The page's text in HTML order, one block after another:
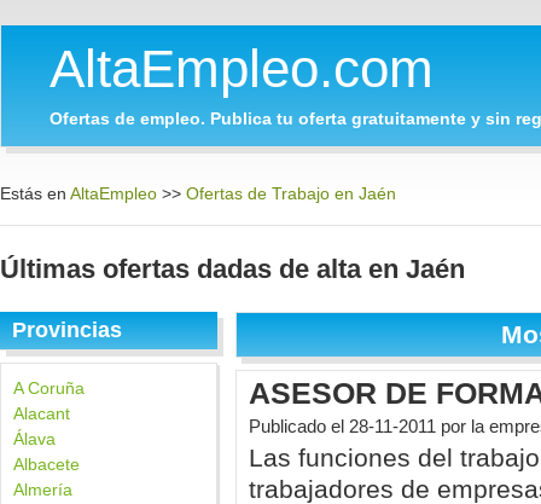
AltaEmpleo.com
Ofertas de empleo. Publica tu oferta gratuitamente y sin
Estás en AltaEmpleo >> Ofertas de Trabajo en Jaén
Últimas ofertas dadas de alta en Jaén
Provincias
A Coruña
Alacant
Álava
Albacete
Almería
ASESOR DE
Publicado el 28-11-2011 por la
Las funciones del
trabajadores de